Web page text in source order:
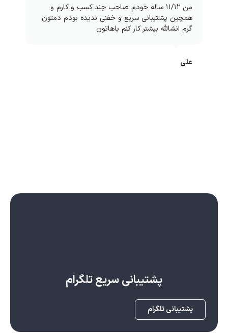
من ۱۱/۱۲ ساله خودم صاحب چند کسب و کارم و
همچین پشتیبانی سریع و خفنی ندیده بودم دمتون
گرم انشالله بیشتر کار کنم باهاتون
علی
پشتیبانی سریع تلگرام
پشتیبانی تلگرام